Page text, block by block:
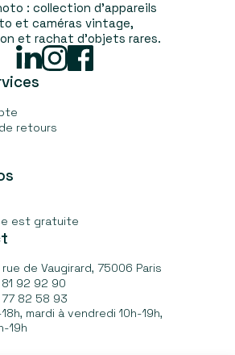
: collection d’appareils
et caméras vintage,
et rachat d'objets rares.
Linked
In
Instagram
Facebook
retours
est gratuite
rue de Vaugirard, 75006 Paris
92 92 90
82 58 93
mardi à vendredi 10h-19h,
19h